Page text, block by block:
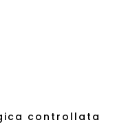
controllata